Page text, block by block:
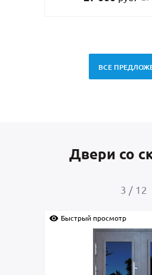
ВСЕ
Двери со
3 / 12
Быстрый просмотр